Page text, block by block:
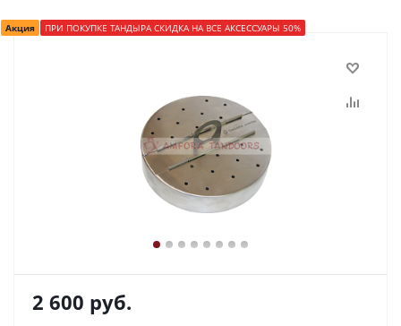
Акция ПРИ ПОКУПКЕ ТАНДЫРА СКИДКА НА ВСЕ АКСЕССУАРЫ 50%
2 600 руб.